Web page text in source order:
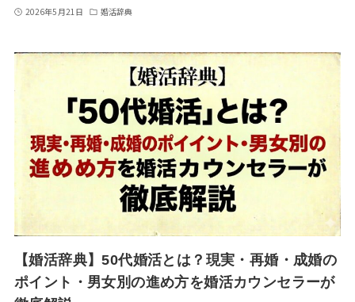
2026年5月21日 婚活辞典
【婚活辞典】50代婚活とは？現実・再婚・成婚の
ポイント・男女別の進め方を婚活カウンセラーが